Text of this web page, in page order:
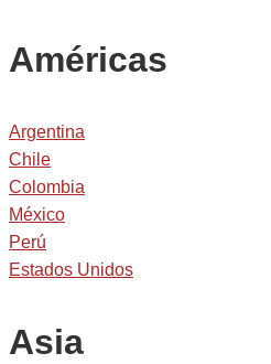
Américas
Argentina
Chile
Colombia
México
Perú
Estados Unidos
Asia